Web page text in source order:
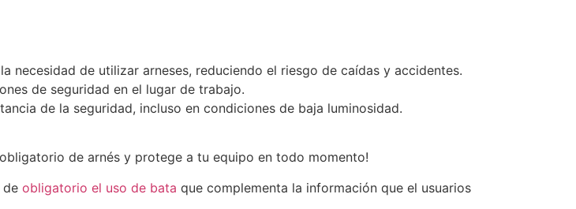
necesidad de utilizar arneses, reduciendo el riesgo de caídas y accidentes.
de seguridad en el lugar de trabajo.
de la seguridad, incluso en condiciones de baja luminosidad.
de arnés y protege a tu equipo en todo momento!
de obligatorio el uso de bata que complementa la información que el usuarios